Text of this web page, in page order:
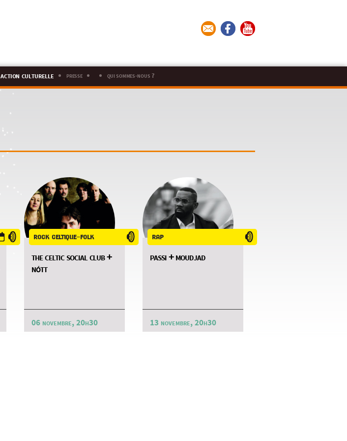
action culturelle presse qui sommes-nous ?
rock celtique-folk
the celtic social club +
nótt
06 novembre, 20h30
rap
passi + moudjad
13 novembre, 20h30